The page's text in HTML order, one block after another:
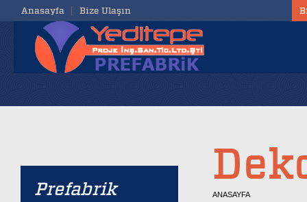
Anasayfa Bize Ulaşın
Prefabrik ANASAYFA